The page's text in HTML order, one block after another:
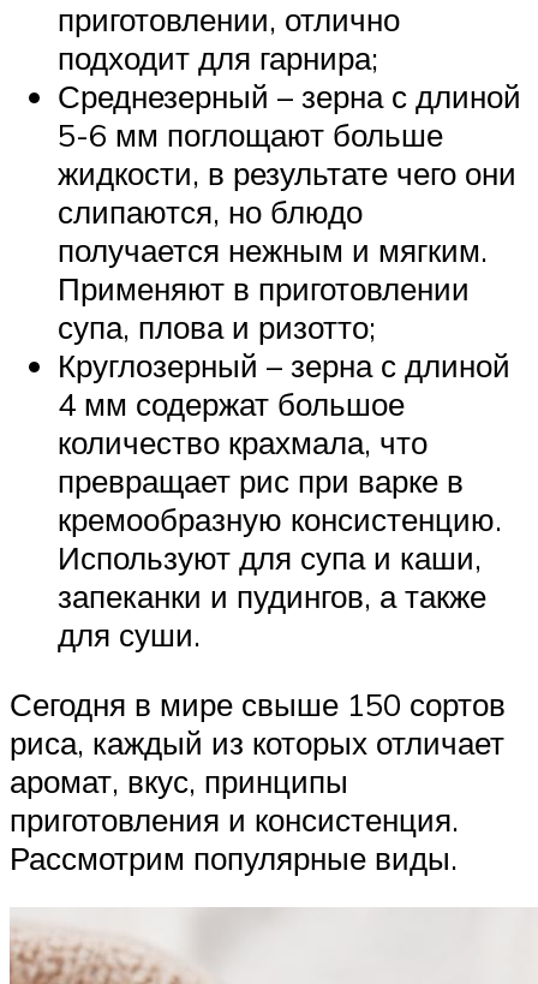
приготовлении, отлично
подходит для гарнира;
Среднезерный – зерна с длиной
5-6 мм поглощают больше
жидкости, в результате чего они
слипаются, но блюдо
получается нежным и мягким.
Применяют в приготовлении
супа, плова и ризотто;
Круглозерный – зерна с длиной
4 мм содержат большое
количество крахмала, что
превращает рис при варке в
кремообразную консистенцию.
Используют для супа и каши,
запеканки и пудингов, а также
для суши.
Сегодня в мире свыше 150 сортов
риса, каждый из которых отличает
аромат, вкус, принципы
приготовления и консистенция.
Рассмотрим популярные виды.